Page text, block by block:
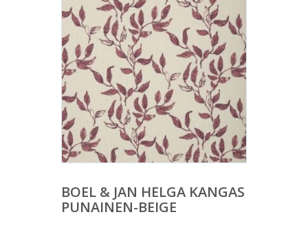
BOEL & JAN HELGA KANGAS
PUNAINEN-BEIGE